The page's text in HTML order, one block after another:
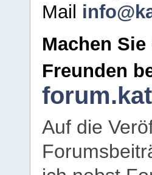
Mail
Machen
Freunden
Auf die